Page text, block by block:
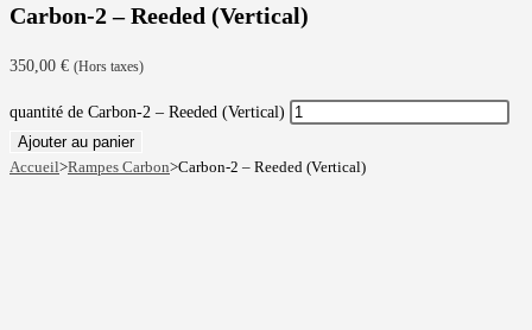
Carbon-2 – Reeded (Vertical)
350,00 € (Hors taxes)
quantité de Carbon-2 – Reeded (Vertical)
Ajouter au panier
Accueil>Rampes Carbon>Carbon-2 – Reeded (Vertical)